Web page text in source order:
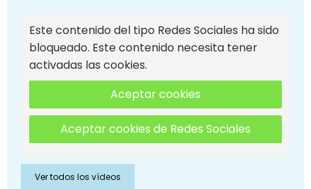
Este contenido del tipo Redes Sociales ha sido
bloqueado. Este contenido necesita tener
activadas las cookies.
Aceptar cookies
Aceptar cookies de Redes Sociales
Ver todos los vídeos